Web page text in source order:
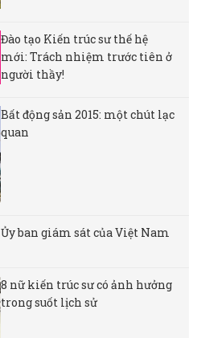
Đào tạo Kiến trúc sư thế hệ
mới: Trách nhiệm trước tiên ở
người thầy!
Bất động sản 2015: một chút lạc
quan
Ủy ban giám sát của Việt Nam
8 nữ kiến ​​trúc sư có ảnh hưởng
trong suốt lịch sử